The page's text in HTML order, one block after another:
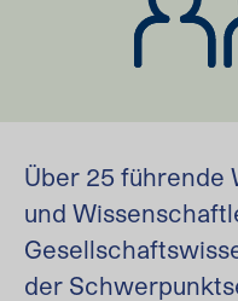
Über 25 führende
und
der